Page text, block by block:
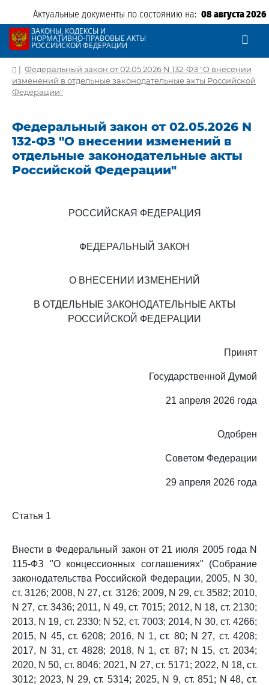
Актуальные документы по состоянию на: 08 августа 2026
ЗАКОНЫ, КОДЕКСЫ И
НОРМАТИВНО-ПРАВОВЫЕ АКТЫ
РОССИЙСКОЙ ФЕДЕРАЦИИ
| Федеральный закон от 02.05.2026 N 132-ФЗ "О внесении
изменений в отдельные законодательные акты Российской
Федерации"
Федеральный закон от 02.05.2026 N
132-ФЗ "О внесении изменений в
отдельные законодательные акты
Российской Федерации"
РОССИЙСКАЯ ФЕДЕРАЦИЯ
ФЕДЕРАЛЬНЫЙ ЗАКОН
О ВНЕСЕНИИ ИЗМЕНЕНИЙ
В ОТДЕЛЬНЫЕ ЗАКОНОДАТЕЛЬНЫЕ АКТЫ
РОССИЙСКОЙ ФЕДЕРАЦИИ
Принят
Государственной Думой
21 апреля 2026 года
Одобрен
Советом Федерации
29 апреля 2026 года
Статья 1
Внести в Федеральный закон от 21 июля 2005 года N
115-ФЗ "О концессионных соглашениях" (Собрание
законодательства Российской Федерации, 2005, N 30,
ст. 3126; 2008, N 27, ст. 3126; 2009, N 29, ст. 3582; 2010,
N 27, ст. 3436; 2011, N 49, ст. 7015; 2012, N 18, ст. 2130;
2013, N 19, ст. 2330; N 52, ст. 7003; 2014, N 30, ст. 4266;
2015, N 45, ст. 6208; 2016, N 1, ст. 80; N 27, ст. 4208;
2017, N 31, ст. 4828; 2018, N 1, ст. 87; N 15, ст. 2034;
2020, N 50, ст. 8046; 2021, N 27, ст. 5171; 2022, N 18, ст.
3012; 2023, N 29, ст. 5314; 2025, N 9, ст. 851; N 48, ст.